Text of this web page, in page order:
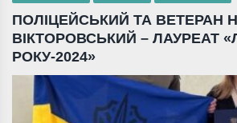
ПОЛІЦЕЙСЬКИЙ ТА ВЕТЕРАН
ВІКТОРОВСЬКИЙ – ЛАУРЕАТ
РОКУ-2024»